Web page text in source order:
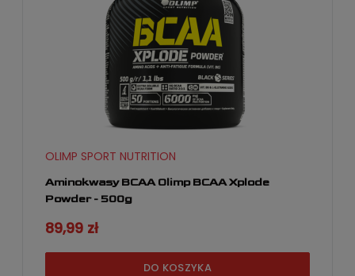
Aminokwasy BCAA Olimp BCAA Xplode
Powder - 500g
OLIMP SPORT NUTRITION
89,99 zł
DO KOSZYKA